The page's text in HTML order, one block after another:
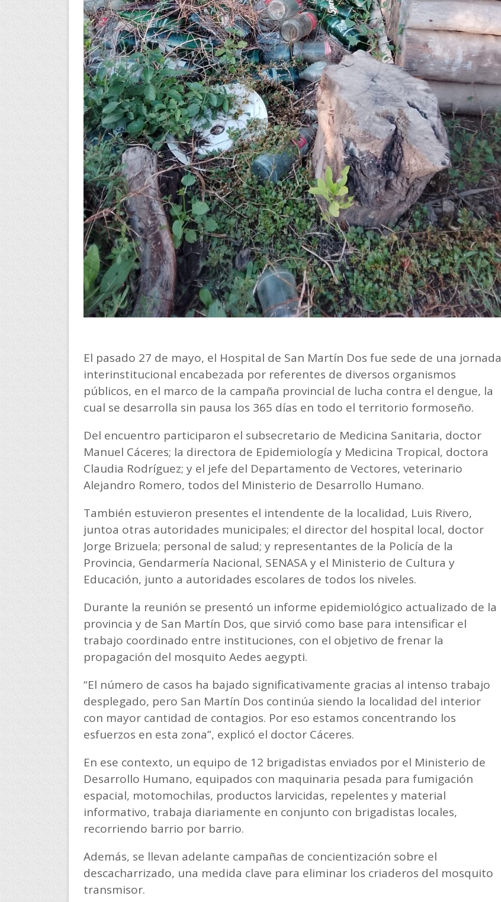
El pasado 27 de mayo, el Hospital de San Martín Dos fue sede de una jornada
interinstitucional encabezada por referentes de diversos organismos
públicos, en el marco de la campaña provincial de lucha contra el dengue, la
cual se desarrolla sin pausa los 365 días en todo el territorio formoseño.
Del encuentro participaron el subsecretario de Medicina Sanitaria, doctor
Manuel Cáceres; la directora de Epidemiología y Medicina Tropical, doctora
Claudia Rodríguez; y el jefe del Departamento de Vectores, veterinario
Alejandro Romero, todos del Ministerio de Desarrollo Humano.
También estuvieron presentes el intendente de la localidad, Luis Rivero,
juntoa otras autoridades municipales; el director del hospital local, doctor
Jorge Brizuela; personal de salud; y representantes de la Policía de la
Provincia, Gendarmería Nacional, SENASA y el Ministerio de Cultura y
Educación, junto a autoridades escolares de todos los niveles.
Durante la reunión se presentó un informe epidemiológico actualizado de la
provincia y de San Martín Dos, que sirvió como base para intensificar el
trabajo coordinado entre instituciones, con el objetivo de frenar la
propagación del mosquito Aedes aegypti.
“El número de casos ha bajado significativamente gracias al intenso trabajo
desplegado, pero San Martín Dos continúa siendo la localidad del interior
con mayor cantidad de contagios. Por eso estamos concentrando los
esfuerzos en esta zona”, explicó el doctor Cáceres.
En ese contexto, un equipo de 12 brigadistas enviados por el Ministerio de
Desarrollo Humano, equipados con maquinaria pesada para fumigación
espacial, motomochilas, productos larvicidas, repelentes y material
informativo, trabaja diariamente en conjunto con brigadistas locales,
recorriendo barrio por barrio.
Además, se llevan adelante campañas de concientización sobre el
descacharrizado, una medida clave para eliminar los criaderos del mosquito
transmisor.